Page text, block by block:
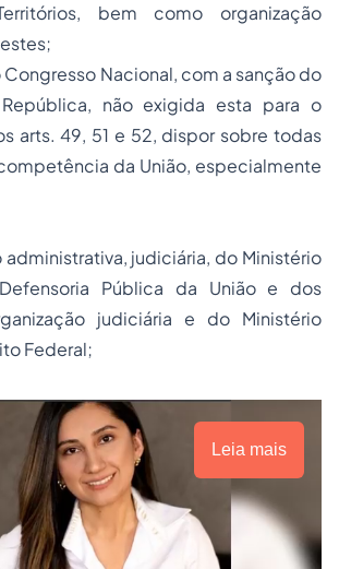
bem como organização
Nacional, com a sanção do
não exigida esta para o
arts. 49, 51 e 52, dispor sobre todas
da União, especialmente
administrativa, judiciária, do Ministério
Pública da União e dos
judiciária e do Ministério
Federal;
Leia mais